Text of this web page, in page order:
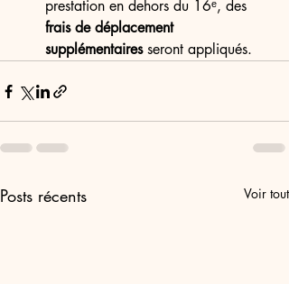
prestation en dehors du 16ᵉ, des
frais de déplacement
supplémentaires seront appliqués.
Posts récents Voir tout